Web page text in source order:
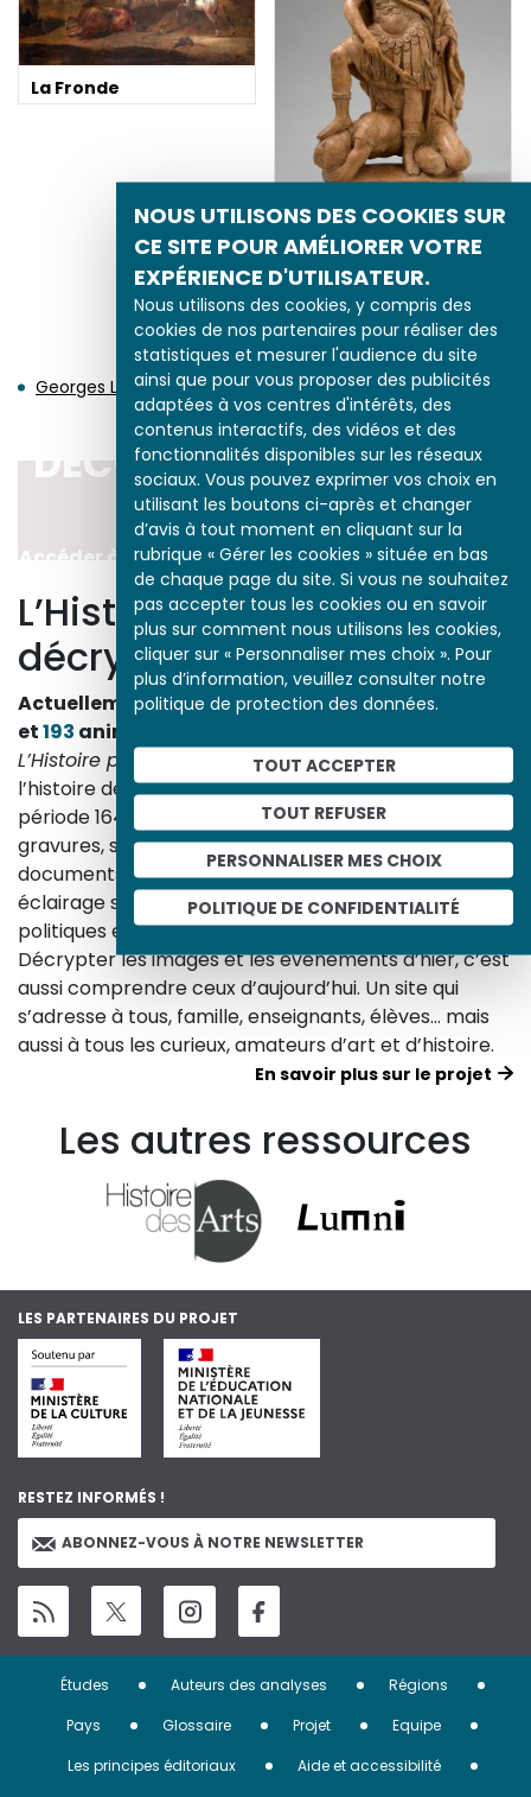
NOUS UTILISONS DES COOKIES SUR
CE SITE POUR AMÉLIORER VOTRE
EXPÉRIENCE D'UTILISATEUR.
Nous utilisons des cookies, y compris des
cookies de nos partenaires pour réaliser des
statistiques et mesurer l'audience du site
ainsi que pour vous proposer des publicités
adaptées à vos centres d'intérêts, des
contenus interactifs, des vidéos et des
fonctionnalités disponibles sur les réseaux
sociaux. Vous pouvez exprimer vos choix en
utilisant les boutons ci-après et changer
d’avis à tout moment en cliquant sur la
rubrique « Gérer les cookies » située en bas
de chaque page du site. Si vous ne souhaitez
pas accepter tous les cookies ou en savoir
plus sur comment nous utilisons les cookies,
cliquer sur « Personnaliser mes choix ». Pour
plus d’information, veuillez consulter notre
politique de protection des données.
TOUT ACCEPTER
TOUT REFUSER
PERSONNALISER MES CHOIX
POLITIQUE DE CONFIDENTIALITÉ
La Fronde
Louis XIV et la Fronde
DÉCÈS EN 1652
Georges LA TOUR
DÉCOUVRIR LA PÉRIODE
1643-1715
Accéder à l’ensemble des études de la période
L’Histoire par l’image
décrypte l’histoire
Actuellement en ligne3153œuvres,1748études
et193 animations.
L’Histoire par l’image
explore les événements de
l’histoire de France et les évolutions majeures de la
période 1643-1945. À travers des peintures, dessins,
gravures, sculptures, photographies, affiches,
documents d’archives, nos études proposent un
éclairage sur les réalités sociales, économiques,
politiques et culturelles d’une époque.
Décrypter les images et les événements d’hier, c’est
aussi comprendre ceux d’aujourd’hui. Un site qui
s’adresse à tous, famille, enseignants, élèves… mais
aussi à tous les curieux, amateurs d’art et d’histoire.
En savoir plus sur le projet
Les autres ressources
LES PARTENAIRES DU PROJET
RESTEZ INFORMÉS !
ABONNEZ-VOUS À NOTRE NEWSLETTER
Menu
Pied
Études Auteurs des analyses
Régions
Pays
Glossaire Projet
Equipe
Les principes éditoriaux
Aide et accessibilité